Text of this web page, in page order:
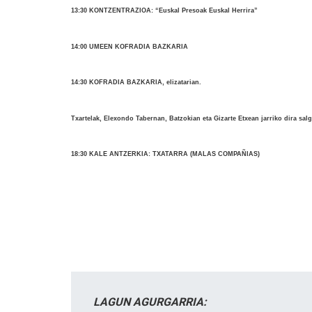
13:30 KONTZENTRAZIOA: “Euskal Presoak Euskal Herrira”
14:00 UMEEN KOFRADIA BAZKARIA
14:30 KOFRADIA BAZKARIA, elizatarian.
Txartelak, Elexondo Tabernan, Batzokian eta Gizarte Etxean jarriko dira
18:30 KALE ANTZERKIA: TXATARRA (MALAS COMPAÑIAS)
LAGUN AGURGARRIA: